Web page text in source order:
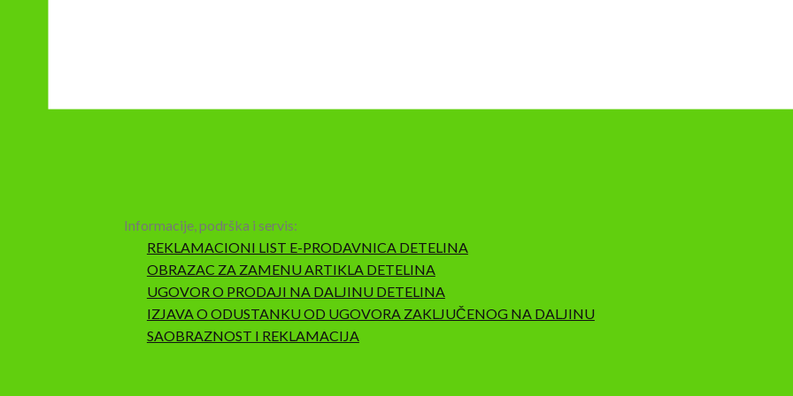
Informacije, podrška i servis:
REKLAMACIONI LIST E-PRODAVNICA DETELINA
OBRAZAC ZA ZAMENU ARTIKLA DETELINA
UGOVOR O PRODAJI NA DALJINU DETELINA
IZJAVA O ODUSTANKU OD UGOVORA ZAKLJUČENOG NA DALJINU
SAOBRAZNOST I REKLAMACIJA